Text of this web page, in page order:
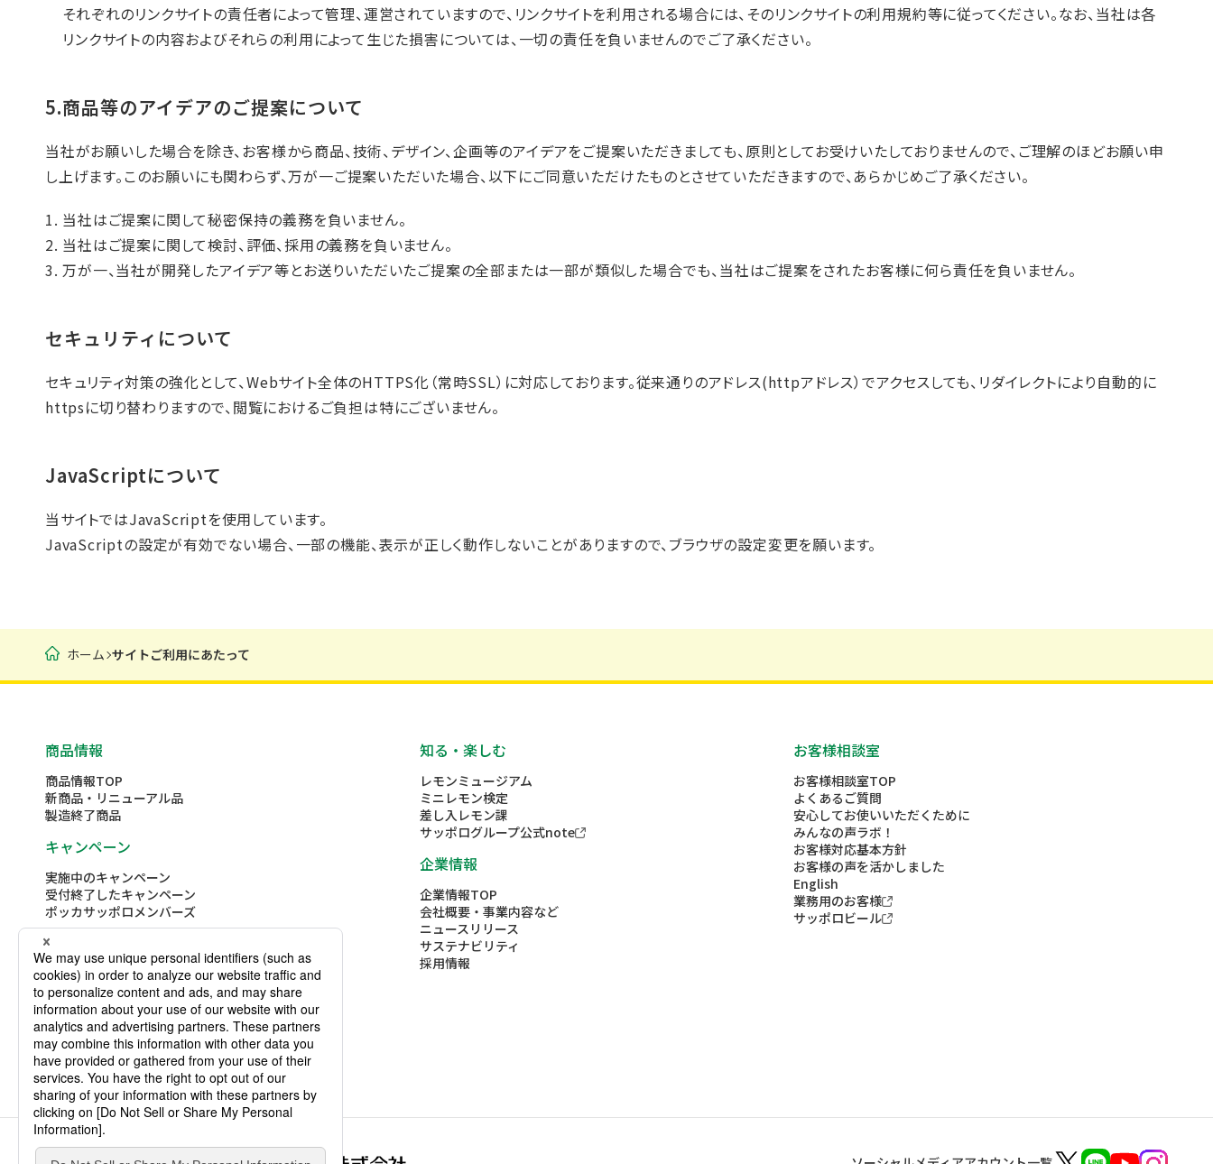
それぞれのリンクサイトの責任者によって管理、運営されていますので、リンクサイトを利用される場合には、そのリンクサイトの利用規約等に従ってください。なお、当社は各
リンクサイトの内容およびそれらの利用によって生じた損害については、一切の責任を負いませんのでご了承ください。
5.商品等のアイデアのご提案について
当社がお願いした場合を除き、お客様から商品、技術、デザイン、企画等のアイデアをご提案いただきましても、原則としてお受けいたしておりませんので、ご理解のほどお願い申
し上げます。このお願いにも関わらず、万が一ご提案いただいた場合、以下にご同意いただけたものとさせていただきますので、あらかじめご了承ください。
当社はご提案に関して秘密保持の義務を負いません。
当社はご提案に関して検討、評価、採用の義務を負いません。
万が一、当社が開発したアイデア等とお送りいただいたご提案の全部または一部が類似した場合でも、当社はご提案をされたお客様に何ら責任を負いません。
セキュリティについて
セキュリティ対策の強化として、Webサイト全体のHTTPS化（常時SSL）に対応しております。従来通りのアドレス(httpアドレス）でアクセスしても、リダイレクトにより自動的に
httpsに切り替わりますので、閲覧におけるご負担は特にございません。
JavaScriptについて
当サイトではJavaScriptを使用しています。
JavaScriptの設定が有効でない場合、一部の機能、表示が正しく動作しないことがありますので、ブラウザの設定変更を願います。
ホーム サイトご利用にあたって
商品情報
商品情報TOP
新商品・リニューアル品
製造終了商品
キャンペーン
実施中のキャンペーン
受付終了したキャンペーン
ポッカサッポロメンバーズ
レシピ
レシピTOP
レシピ詳細検索
テーマ別レシピコレクション
知る・楽しむ
レモンミュージアム
ミニレモン検定
差し入レモン課
サッポログループ公式note
企業情報
企業情報TOP
会社概要・事業内容など
ニュースリリース
サステナビリティ
採用情報
お客様相談室
お客様相談室TOP
よくあるご質問
安心してお使いいただくために
みんなの声ラボ！
お客様対応基本方針
お客様の声を活かしました
English
業務用のお客様
サッポロビール